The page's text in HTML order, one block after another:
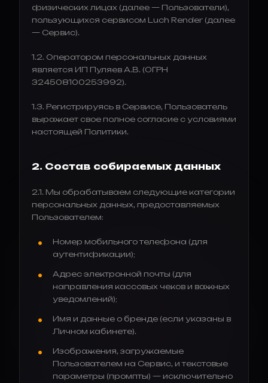
физических лицах (далее — Пользователи),
пользующихся сервисом Luch Render (далее
— Сервис).
1.2. Оператором персональных данных
является ИП Пуляев А.В. (ОГРН
324508100253992).
1.3. Регистрируясь в Сервисе, Пользователь
выражает свое полное согласие с условиями
настоящей Политики.
2. Состав собираемых данных
2.1. Мы обрабатываем следующие категории
персональных данных, предоставляемых
Пользователем:
Номер мобильного телефона (для
аутентификации);
Адрес электронной почты (для
направления кассовых чеков и важных
уведомлений);
Имя и данные о бренде (если указаны в
Личном кабинете).
Изображения, загружаемые
Пользователем на Сервис, и текстовые
параметры (промпты) — исключительно